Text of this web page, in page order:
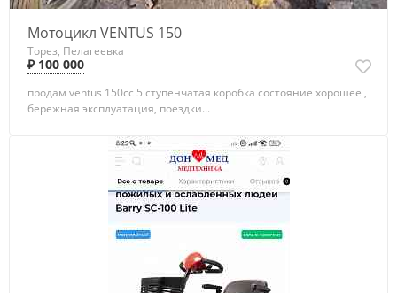
Мотоцикл VENTUS 150
Торез, Пелагеевка
₽ 100 000
продам ventus 150cc 5 ступенчатая коробка состояние хорошее ,
бережная эксплуатация, поездки...